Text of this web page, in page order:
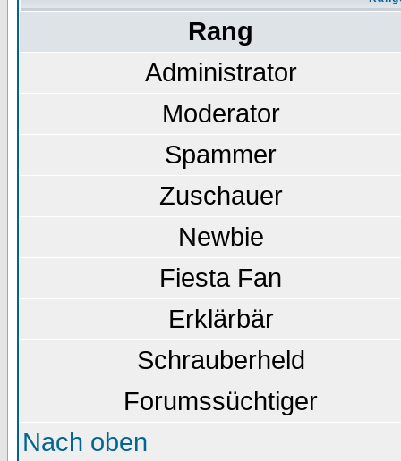
Rang
Administrator
Moderator
Spammer
Zuschauer
Newbie
Fiesta Fan
Erklärbär
Schrauberheld
Forumssüchtiger
Nach oben